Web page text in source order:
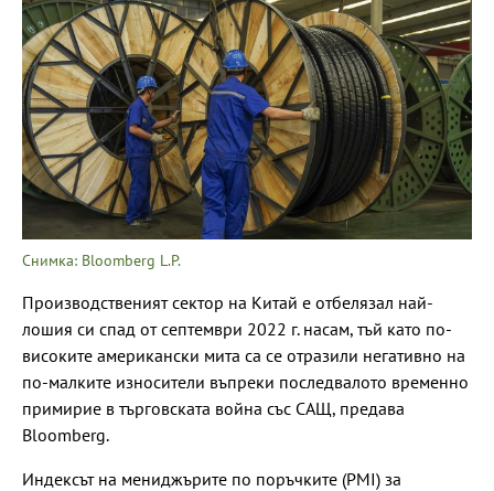
Снимка: Bloomberg L.P.
Производственият сектор на Китай е отбелязал най-
лошия си спад от септември 2022 г. насам, тъй като по-
високите американски мита са се отразили негативно на
по-малките износители въпреки последвалото временно
примирие в търговската война със САЩ, предава
Bloomberg.
Индексът на мениджърите по поръчките (PMI) за